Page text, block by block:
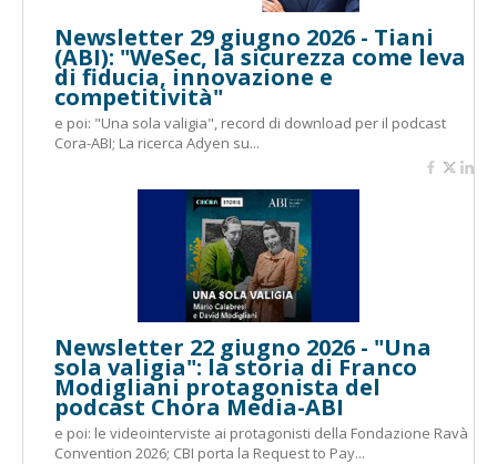
Newsletter 29 giugno 2026 - Tiani
(ABI): "WeSec, la sicurezza come leva
di fiducia, innovazione e
competitività"
e poi: "Una sola valigia", record di download per il podcast
Cora-ABI; La ricerca Adyen su...
Newsletter 22 giugno 2026 - "Una
sola valigia": la storia di Franco
Modigliani protagonista del
podcast Chora Media-ABI
e poi: le videointerviste ai protagonisti della Fondazione Ravà
Convention 2026; CBI porta la Request to Pay...